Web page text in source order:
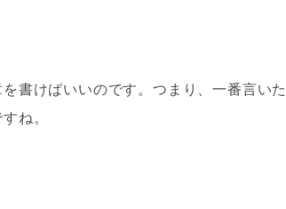
書けばいいのです。つまり、一番言いた
ね。